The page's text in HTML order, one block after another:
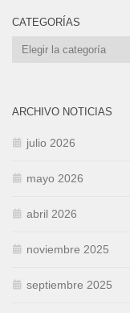
CATEGORÍAS
Categorías
ARCHIVO NOTICIAS
julio 2026
mayo 2026
abril 2026
noviembre 2025
septiembre 2025